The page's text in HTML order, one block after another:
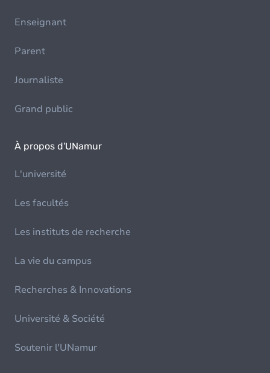
Enseignant
Parent
Journaliste
Grand public
À propos d'UNamur
L'université
Les facultés
Les instituts de recherche
La vie du campus
Recherches & Innovations
Université & Société
Soutenir l'UNamur